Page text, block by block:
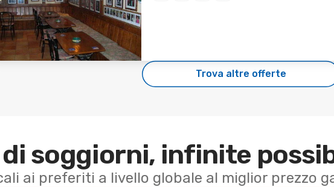
Trova altre offerte
soggiorni, infinite
ai preferiti a livello globale al miglior prezzo